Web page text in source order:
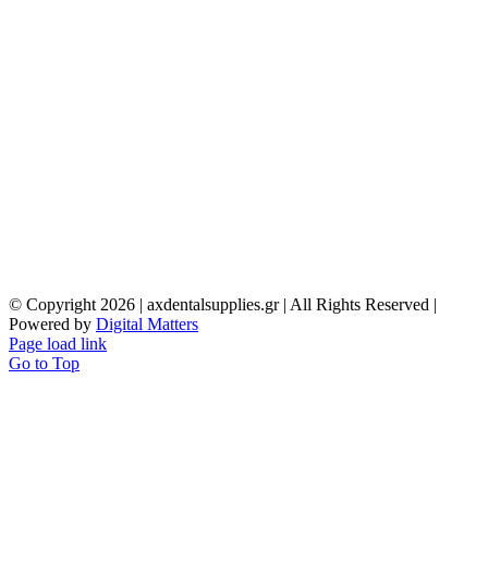
© Copyright 2026 | axdentalsupplies.gr | All Rights Reserved |
Powered by Digital Matters
Page load link
Go to Top